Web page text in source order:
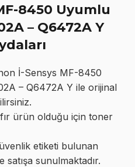
8450 Uyumlu
– Q6472A Y
İ-Sensys MF-8450
– Q6472A Y ile orijinal
ürün olduğu için toner
etiketi bulunan
satışa sunulmaktadır.